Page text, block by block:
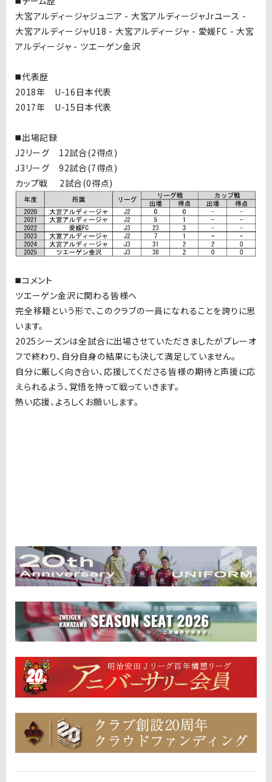
大宮アルディージャジュニア - 大宮アルディージャJrユース -
大宮アルディージャU18 - 大宮アルディージャ - 愛媛FC - 大宮
アルディージャ - ツエーゲン金沢
◼️代表歴
2018年 U-16日本代表
2017年 U-15日本代表
◼️出場記録
J2リーグ 12試合(2得点)
J3リーグ 92試合(7得点)
カップ戦 2試合(0得点)
◼️コメント
ツエーゲン金沢に関わる皆様へ
完全移籍という形で、このクラブの一員になれることを誇りに思
います。
2025シーズンは全試合に出場させていただきましたがプレーオ
フで終わり、自分自身の結果にも決して満足していません。
自分に厳しく向き合い、応援してくださる皆様の期待と声援に応
えられるよう、覚悟を持って戦っていきます。
熱い応援、よろしくお願いします。